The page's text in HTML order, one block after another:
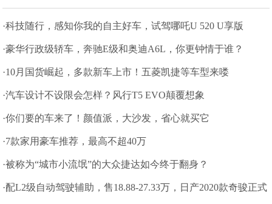
·科技随行，感知你我的自主好车，试驾哪吒U 520 U享版
·豪华行政级轿车，奔驰E级和奥迪A6L，你更钟情于谁？
·10月国货崛起，多款新车上市！五菱凯捷等车型来喽
·汽车设计不设限会怎样？风行T5 EVO颠覆想象
·你们要的车来了！颜值派，大沙发，省心就买它
·7款家用豪车推荐，最高不超40万
·被称为“城市小流氓”的大众捷达如今终于翻身？
·配L2级自动驾驶辅助，售18.88-27.33万，日产2020款奇骏正式